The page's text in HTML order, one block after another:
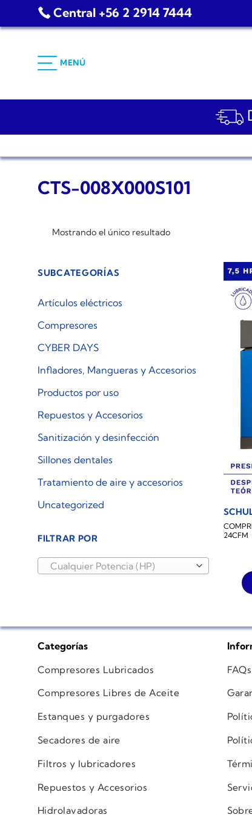
Central +56 2 2914 7444
MENÚ
CTS-008X000S101
Mostrando el único resultado
SUBCATEGORÍAS
Artículos eléctricos
Compresores
CYBER DAYS
Infladores, Mangueras y Accesorios
Productos por uso
Repuestos y Accesorios
Sanitización y desinfección
Sillones dentales
Tratamiento de aire y accesorios
Uncategorized
FILTRAR POR
Cualquier Potencia (HP)
24CFM
Categorías
Compresores Lubricados
Compresores Libres de Aceite
Estanques y purgadores
Secadores de aire
Filtros y lubricadores
Repuestos y Accesorios
Hidrolavadoras
FAQs